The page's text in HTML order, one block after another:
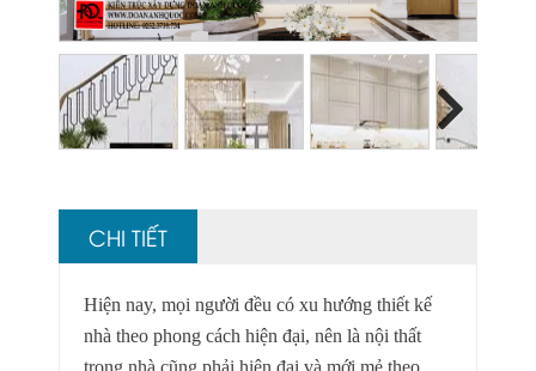
Next
CHI TIẾT
Hiện nay, mọi người đều có xu hướng thiết kế
nhà theo phong cách hiện đại, nên là nội thất
trong nhà cũng phải hiện đại và mới mẻ theo.